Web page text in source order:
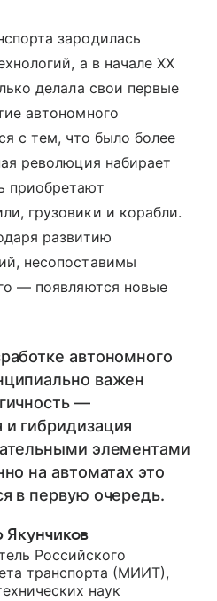
зародилась
а в начале XX
делала свои первые
автономного
с тем, что было более
революция набирает
приобретают
грузовики и корабли.
развитию
несопоставимы
— появляются новые
автономного
важен
—
гибридизация
элементами
на автоматах это
в первую очередь.
Якунчиков
Российского
транспорта (МИИТ),
наук